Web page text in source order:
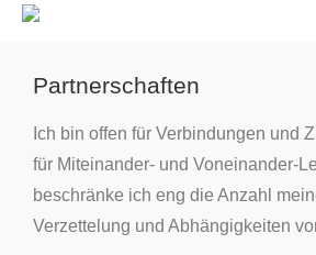
Meine Arbeit
Über mich
Partner
Referenzen
Kontakt
Partnerschaften
Ich bin offen für Verbindungen und
für Miteinander- und Voneinander-
beschränke ich eng die Anzahl
Verzettelung und Abhängigkeiten